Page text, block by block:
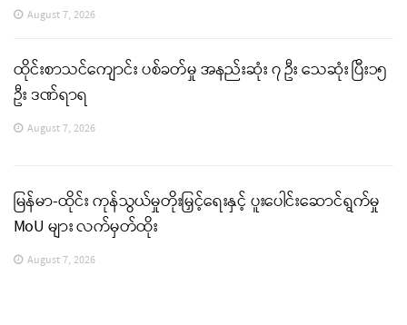
August 7, 2026
ထိုင်းစာသင်ကျောင်း ပစ်ခတ်မှု အနည်းဆုံး ၇ ဦး သေဆုံး ပြီး၁၅
ဦး ဒဏ်ရာရ
August 7, 2026
မြန်မာ-ထိုင်း ကုန်သွယ်မှုတိုးမြှင့်ရေးနှင့် ပူးပေါင်းဆောင်ရွက်မှု
MoU များ လက်မှတ်ထိုး
August 7, 2026